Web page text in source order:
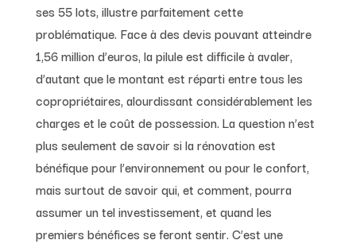
ses 55 lots, illustre parfaitement cette
problématique. Face à des devis pouvant atteindre
1,56 million d’euros, la pilule est difficile à avaler,
d’autant que le montant est réparti entre tous les
copropriétaires, alourdissant considérablement les
charges et le coût de possession. La question n’est
plus seulement de savoir si la rénovation est
bénéfique pour l’environnement ou pour le confort,
mais surtout de savoir qui, et comment, pourra
assumer un tel investissement, et quand les
premiers bénéfices se feront sentir. C’est une